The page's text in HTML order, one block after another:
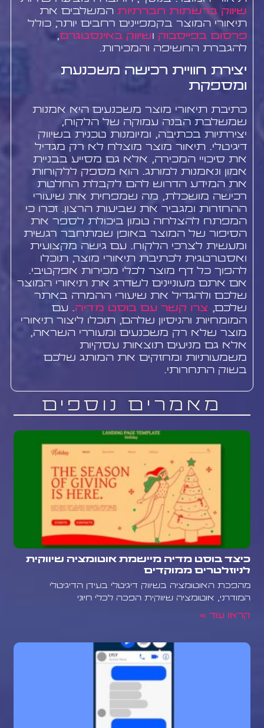
שיווק ברשתות חברתיותהמשלבים את
תיאורי המוצר בקמפיינים רחבים יותר, כולל
פרסום בפייסבוק ושיווק באינסטגרם,
להגברת החשיפה והמכירות.
יצירת חוויית רכישה משכנעת
ומספקת
כתיבת תיאורי מוצר משכנעים היא אמנות
שמשלבת הבנה עמוקה של הלקוח,
יצירתיות בכתיבה, ומיומנות טכנית בשיווק
דיגיטלי. תיאור מוצר מוצלח לא רק מגדיל
את סיכויי המכירה, אלא גם מסייע בבניית
אמון ונאמנות למותג. הוא מספק ללקוחות
את המידע הדרוש להם לקבלת החלטת
רכישה מושכלת, מה שמפחית את שיעורי
ההחזרות ומגביר את שביעות הרצון. זכרו כי
המפתח להצלחה טמון ביכולת לספר את
הסיפור של המוצר באופן שמתחבר רגשית
ומעשית לצרכי הלקוח. עם גישה מקצועית
ואסטרטגית לכתיבת תיאורי מוצר, תוכלו
להפוך כל דף מוצר לכלי מכירות אפקטיבי.
אם אתם מעוניינים לשדרג את תיאורי המוצר
שלכם ולהגדיל את שיעורי ההמרה באתר
שלכם, צרו קשר עם בוסט מדיה. עם
המומחיות והניסיון שלהם, תוכלו ליצור תיאורי
מוצר שלא רק משכנעים ומעוררי השראה,
אלא גם מניעים תוצאות עסקיות
משמעותיות ומחזקים את המותג שלכם
בשוק התחרותי.
מאמרים נוספים
כיצד בוסט מדיה מיישמת אוטומציה שיווקית
לניוזלטרים ממוקדים
מהפכת האוטומציה בשיווק דיגיטלי בעידן הדיגיטלי
המודרני, אוטומציה שיווקית הפכה לכלי חיוני
קראו עוד »